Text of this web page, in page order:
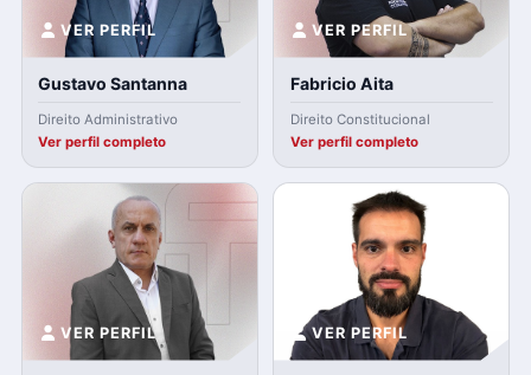
VER PERFIL
Gustavo Santanna
Direito Administrativo
Ver perfil completo
VER PERFIL
Fabricio Aita
Direito Constitucional
Ver perfil completo
VER PERFIL VER PERFIL